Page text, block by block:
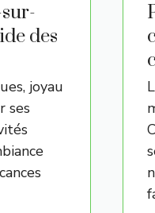
des
joyau
ses